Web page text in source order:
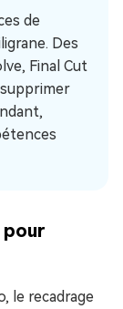
de
Des
Final Cut
le recadrage